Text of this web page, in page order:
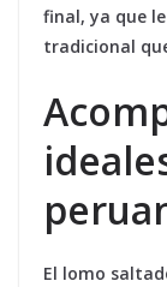
final, ya que
tradicional
El lomo